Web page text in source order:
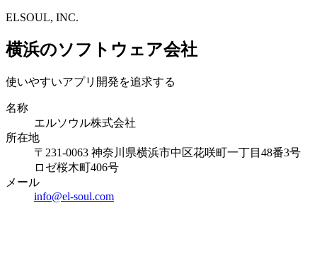
ELSOUL, INC.
横浜のソフトウェア会社
使いやすいアプリ開発を追求する
名称
エルソウル株式会社
所在地
〒231-0063 神奈川県横浜市中区花咲町一丁目48番3号
ロゼ桜木町406号
メール
info@el-soul.com